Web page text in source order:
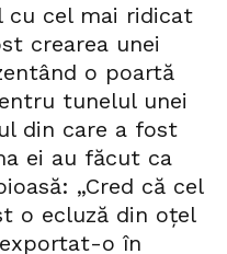
cu cel mai ridicat
crearea unei
o poartă
tunelul unei
din care a fost
ei au făcut ca
„Cred că cel
o ecluză din oțel
o în